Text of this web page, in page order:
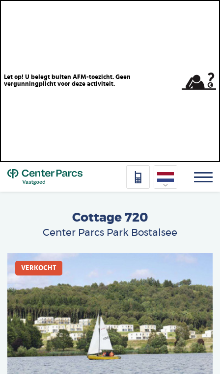
Let op! U belegt buiten AFM-toezicht. Geen
vergunningplicht voor deze activiteit.
Deutsch
Cottage 720
Center Parcs Park Bostalsee
VERKOCHT